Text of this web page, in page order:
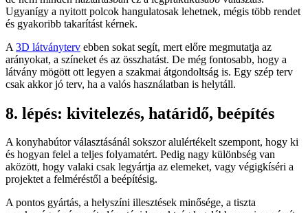
Ugyanígy a nyitott polcok hangulatosak lehetnek, mégis több rendet
és gyakoribb takarítást kérnek.
A 3D látványterv ebben sokat segít, mert előre megmutatja az
arányokat, a színeket és az összhatást. De még fontosabb, hogy a
látvány mögött ott legyen a szakmai átgondoltság is. Egy szép terv
csak akkor jó terv, ha a valós használatban is helytáll.
8. lépés: kivitelezés, határidő, beépítés
A konyhabútor választásánál sokszor alulértékelt szempont, hogy ki
és hogyan felel a teljes folyamatért. Pedig nagy különbség van
aközött, hogy valaki csak legyártja az elemeket, vagy végigkíséri a
projektet a felméréstől a beépítésig.
A pontos gyártás, a helyszíni illesztések minősége, a tiszta